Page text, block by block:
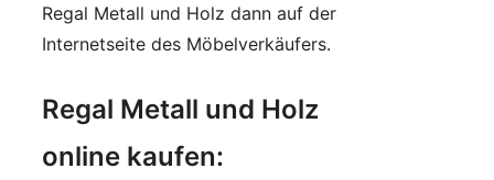
Regal Metall und Holz dann auf der
Internetseite des Möbelverkäufers.
Regal Metall und Holz
online kaufen: